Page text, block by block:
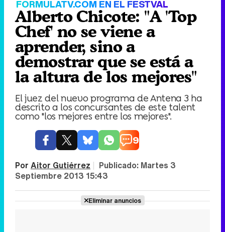
FORMULATV.COM EN EL FESTVAL
Alberto Chicote: "A 'Top
Chef' no se viene a
aprender, sino a
demostrar que se está a
la altura de los mejores"
El juez del nuevo programa de Antena 3 ha
descrito a los concursantes de este talent
como "los mejores entre los mejores".
9
Por Aitor Gutiérrez | Publicado: Martes 3
Septiembre 2013 15:43
Eliminar anuncios